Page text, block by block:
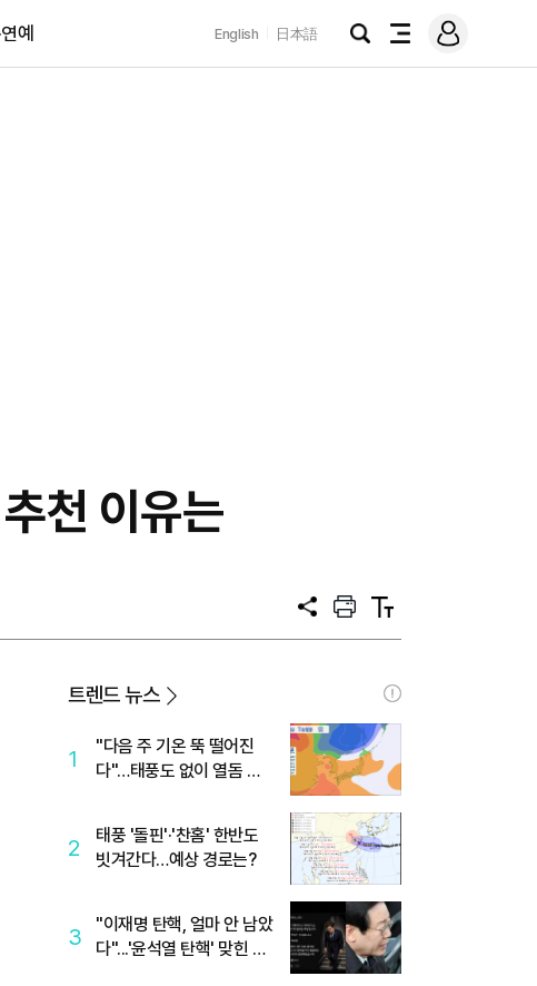
예 English 日本語
검
전
메
그
천 이유는
공
프
트
텍
트
트렌드 뉴스
1
"다음 주 기온 뚝 떨어진
다"…태풍도 없이 열돔 박
2
태풍 '돌핀'·'찬홈' 한반도
빗겨간다…예상 경로는?
3
"이재명 탄핵, 얼마 안 남았
다"...'윤석열 탄핵' 맞힌 무